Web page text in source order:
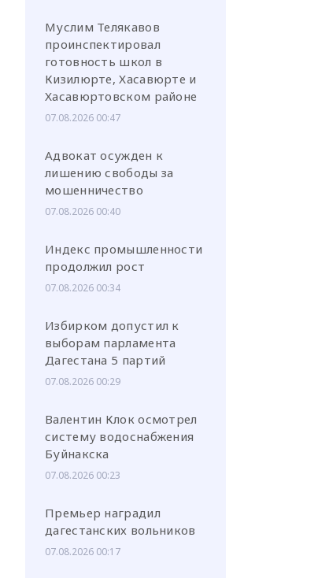
Муслим Телякавов
проинспектировал
готовность школ в
Кизилюрте, Хасавюрте и
Хасавюртовском районе
07.08.2026 00:47
Адвокат осужден к
лишению свободы за
мошенничество
07.08.2026 00:40
Индекс промышленности
продолжил рост
07.08.2026 00:34
Избирком допустил к
выборам парламента
Дагестана 5 партий
07.08.2026 00:29
Валентин Клок осмотрел
систему водоснабжения
Буйнакска
07.08.2026 00:23
Премьер наградил
дагестанских вольников
07.08.2026 00:17